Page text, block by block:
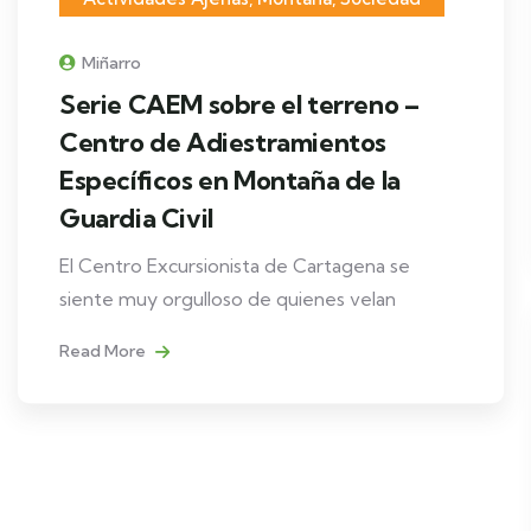
Miñarro
Serie CAEM sobre el terreno –
Centro de Adiestramientos
Específicos en Montaña de la
Guardia Civil
El Centro Excursionista de Cartagena se
siente muy orgulloso de quienes velan
Read More